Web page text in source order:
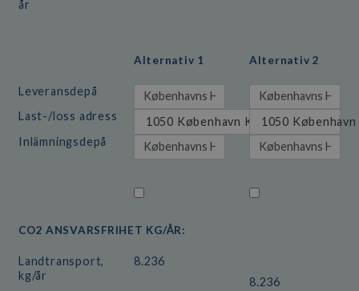
år
Alternativ 1
Leveransdepå
Last-/loss adress
1050 København K
Inlämningsdepå
CO2 ANSVARSFRIHET KG/ÅR:
Landtransport,
kg/år
8.236
Alternativ 2
1050 København
8.236